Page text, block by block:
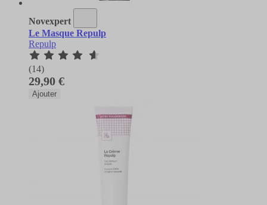
Novexpert
Le Masque Repulp
Repulp
(14)
29,90 €
Ajouter